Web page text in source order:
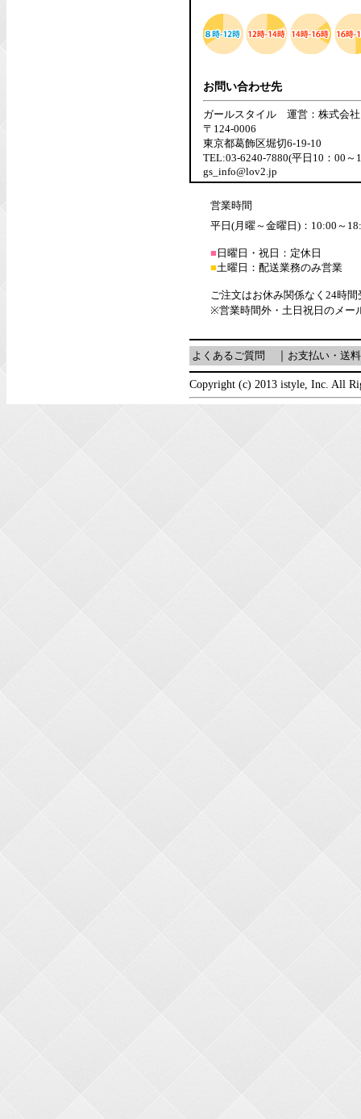
お問い合わせ先
ガールスタイル 運営：株式会
〒124-0006
東京都葛飾区堀切6-19-10
TEL:03-6240-7880(平日10：00～
gs_info@lov2.jp
営業時間
平日(月曜～金曜日)：10:00～
■ 日曜日・祝日：定休日
■土曜日：配送業務のみ営業
ご注文はお休み関係なく24時
※営業時間外・土日祝日のメー
よくあるご質問 ｜ お支払い・送料
Copyright (c) 2013 istyle, Inc. All